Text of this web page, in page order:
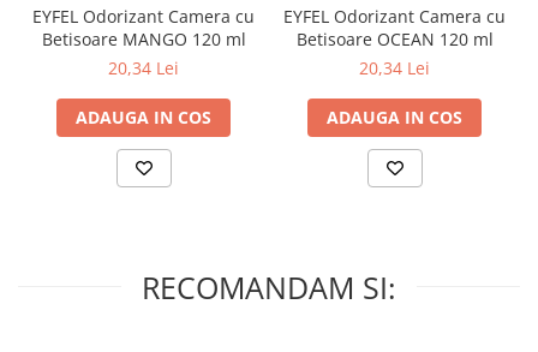
EYFEL Odorizant Camera cu
Betisoare MANGO 120 ml
20,34 Lei
ADAUGA IN COS
EYFEL Odorizant Camera cu
Betisoare OCEAN 120 ml
20,34 Lei
ADAUGA IN COS
RECOMANDAM SI: